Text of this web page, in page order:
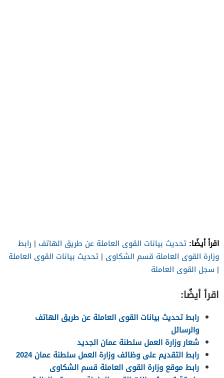
اقرأ أيضًا: تحديث بيانات القوى العاملة عن طريق الهاتف | رابط
وزارة القوى العاملة قسم الشكاوى | تحديث بيانات القوى العاملة
| سجل القوى العاملة
اقرأ أيضًا:
رابط تحديث بيانات القوى العاملة عن طريق الهاتف
والرسائل
شعار وزارة العمل سلطنة عمان الجديد
رابط التقديم على وظائف وزارة العمل سلطنة عمان 2024
رابط موقع وزارة القوى العاملة قسم الشكاوى